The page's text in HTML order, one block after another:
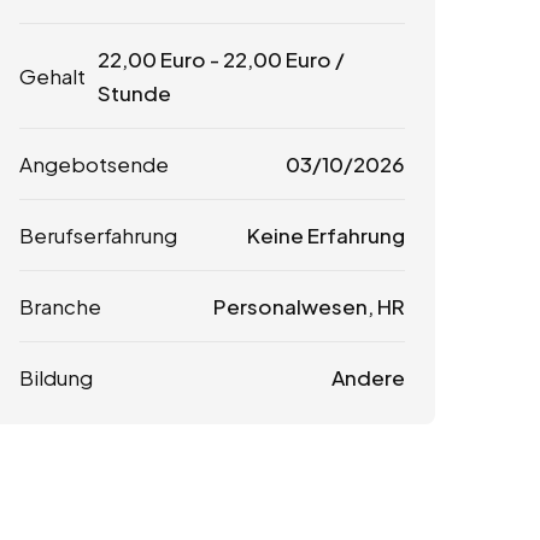
Gehalt
22,00 Euro - 22,00 Euro /
Stunde
Angebotsende 03/10/2026
Berufserfahrung Keine Erfahrung
Branche Personalwesen, HR
Bildung Andere